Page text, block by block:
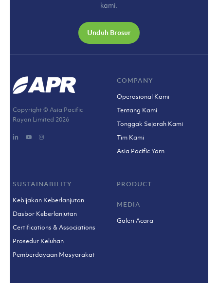
kami.
Unduh Brosur
Copyright © Asia Pacific
Rayon Limited 2026
COMPANY
Operasional Kami
Tentang Kami
Tonggak Sejarah Kami
Tim Kami
Asia Pacific Yarn
SUSTAINABILITY
Kebijakan Keberlanjutan
Dasbor Keberlanjutan
Certifications & Associations
Prosedur Keluhan
Pemberdayaan Masyarakat
PRODUCT
MEDIA
Galeri Acara